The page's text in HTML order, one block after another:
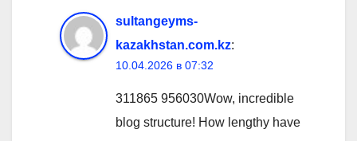
sultangeyms-
kazakhstan.com.kz:
10.04.2026 в 07:32
311865 956030Wow, incredible
blog structure! How lengthy have